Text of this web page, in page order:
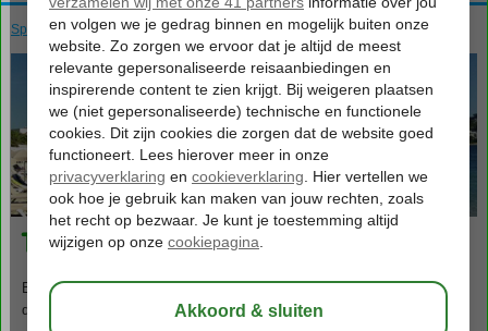
Spanje Balearen Ibiza Talamanca
Talamanca
Even buiten the vibrant Ibiza-Stad bevindt zich het schilderachtige
dorpje Talamanca. Deze perfecte bestemming is ideaal voor reizigers